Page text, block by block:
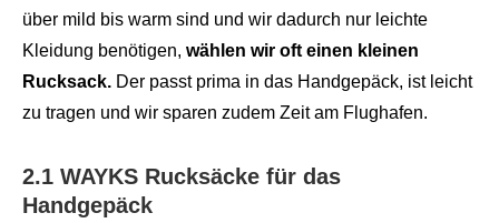
über mild bis warm sind und wir dadurch nur leichte
Kleidung benötigen, wählen wir oft einen kleinen
Rucksack. Der passt prima in das Handgepäck, ist leicht
zu tragen und wir sparen zudem Zeit am Flughafen.
2.1 WAYKS Rucksäcke für das
Handgepäck